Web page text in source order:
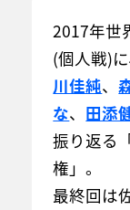
2017年世
(個人戦)
川佳純、
な、 田添
振り返る
権」。
最終回は